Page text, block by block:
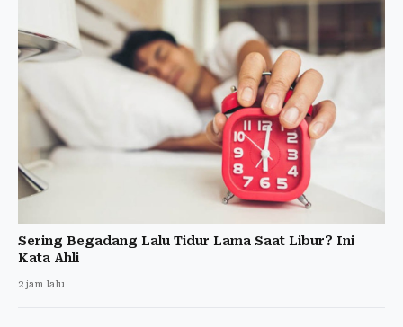
Sering Begadang Lalu Tidur Lama Saat Libur? Ini
Kata Ahli
2 jam lalu